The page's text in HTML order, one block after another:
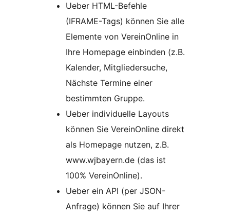
Ueber HTML-Befehle
(IFRAME-Tags) können Sie alle
Elemente von VereinOnline in
Ihre Homepage einbinden (z.B.
Kalender, Mitgliedersuche,
Nächste Termine einer
bestimmten Gruppe.
Ueber individuelle Layouts
können Sie VereinOnline direkt
als Homepage nutzen, z.B.
www.wjbayern.de (das ist
100% VereinOnline).
Ueber ein API (per JSON-
Anfrage) können Sie auf Ihrer